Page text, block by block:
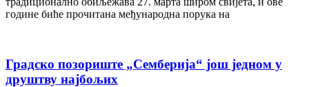
године биће прочитана међународна порука на
Градско позориште „Семберија“ још једном у
друштву најбољих